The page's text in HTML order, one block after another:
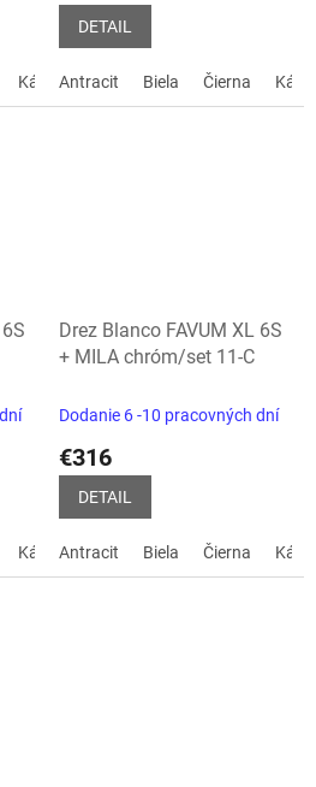
Kávová biela soft sivá vulkán
DETAIL
Antracit Biela Čierna
Kávová biela soft sivá vulkán
Drez Blanco FAVUM XL 6S
+ MILA chróm/set 11-C
Dodanie 6 -10 pracovných dní
€316
DETAIL
Antracit Biela Čierna